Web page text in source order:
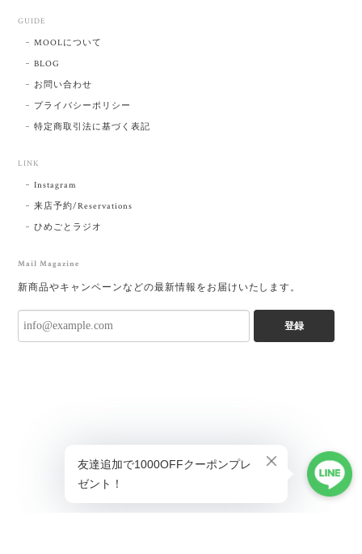
GUIDE
MOOLについて
BLOG
お問い合わせ
プライバシーポリシー
特定商取引法に基づく表記
LINK
Instagram
来店予約/Reservations
ひめごとラジオ
Mail Magazine
新商品やキャンペーンなどの最新情報をお届けいたします。
登録